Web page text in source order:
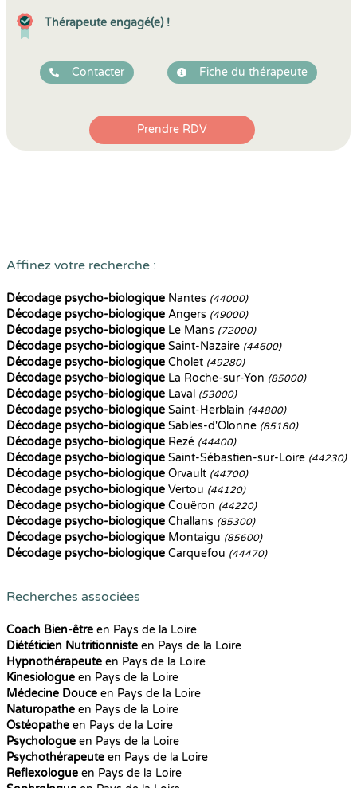
Thérapeute engagé(e) !
Contacter Fiche du thérapeute
Prendre RDV
Affinez votre recherche :
Décodage psycho-biologique Nantes (44000)
Décodage psycho-biologique Angers (49000)
Décodage psycho-biologique Le Mans (72000)
Décodage psycho-biologique Saint-Nazaire (44600)
Décodage psycho-biologique Cholet (49280)
Décodage psycho-biologique La Roche-sur-Yon (85000)
Décodage psycho-biologique Laval (53000)
Décodage psycho-biologique Saint-Herblain (44800)
Décodage psycho-biologique Sables-d'Olonne (85180)
Décodage psycho-biologique Rezé (44400)
Décodage psycho-biologique Saint-Sébastien-sur-Loire (44230)
Décodage psycho-biologique Orvault (44700)
Décodage psycho-biologique Vertou (44120)
Décodage psycho-biologique Couëron (44220)
Décodage psycho-biologique Challans (85300)
Décodage psycho-biologique Montaigu (85600)
Décodage psycho-biologique Carquefou (44470)
Recherches associées
Coach Bien-être en Pays de la Loire
Diététicien Nutritionniste en Pays de la Loire
Hypnothérapeute en Pays de la Loire
Kinesiologue en Pays de la Loire
Médecine Douce en Pays de la Loire
Naturopathe en Pays de la Loire
Ostéopathe en Pays de la Loire
Psychologue en Pays de la Loire
Psychothérapeute en Pays de la Loire
Reflexologue en Pays de la Loire